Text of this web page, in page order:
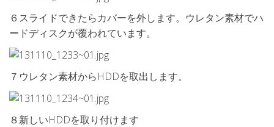
６スライドできたらカバーを外します。ウレタン素材でハ
ードディスクが覆われています。
７ウレタン素材からHDDを取出します。
８新しいHDDを取り付けます